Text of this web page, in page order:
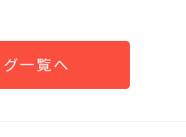
一覧へ